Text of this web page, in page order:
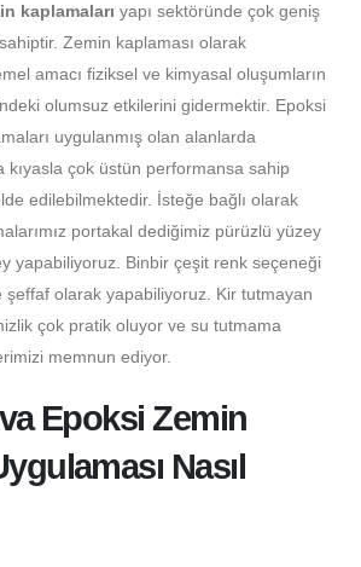
kaplamaları yapı sektöründe çok geniş
Zemin kaplaması olarak
amacı fiziksel ve kimyasal oluşumların
olumsuz etkilerini gidermektir. Epoksi
uygulanmış olan alanlarda
kıyasla çok üstün performansa sahip
edilebilmektedir. İsteğe bağlı olarak
portakal dediğimiz pürüzlü yüzey
yapabiliyoruz. Binbir çeşit renk seçeneği
şeffaf olarak yapabiliyoruz. Kir tutmayan
çok pratik oluyor ve su tutmama
memnun ediyor.
Epoksi Zemin
Nasıl